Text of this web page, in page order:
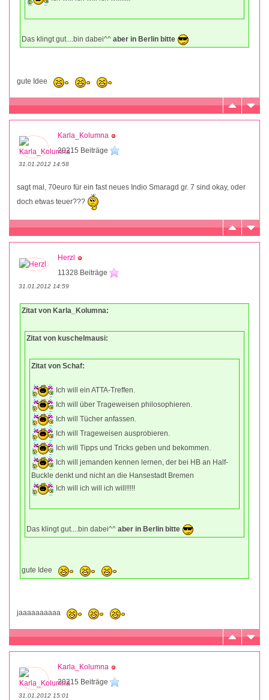
Das klingt gut....bin dabei^^ aber in Berlin bitte
gute Idee
Karla_Kolumna
20215 Beiträge
31.01.2012 14:58
sagt mal, 70euro für ein fast neues Indio Smaragd gr. 7 sind okay, oder
doch etwas teuer???
Herzl
11328 Beiträge
31.01.2012 14:59
Zitat von Karla_Kolumna:
Zitat von kuschelmausi:
Zitat von Schaf:
Ich will ein ATTA-Treffen.
Ich will über Trageweisen philosophieren.
Ich will Tücher anfassen.
Ich will Trageweisen ausprobieren.
Ich will Tipps und Tricks geben und bekommen.
Ich will jemanden kennen lernen, der bei HB an Half-
Buckle denkt und nicht an die Hansestadt Bremen
Ich will ich will ich will!!!!!
Das klingt gut....bin dabei^^ aber in Berlin bitte
gute Idee
jaaaaaaaaaa
Karla_Kolumna
20215 Beiträge
31.01.2012 15:01